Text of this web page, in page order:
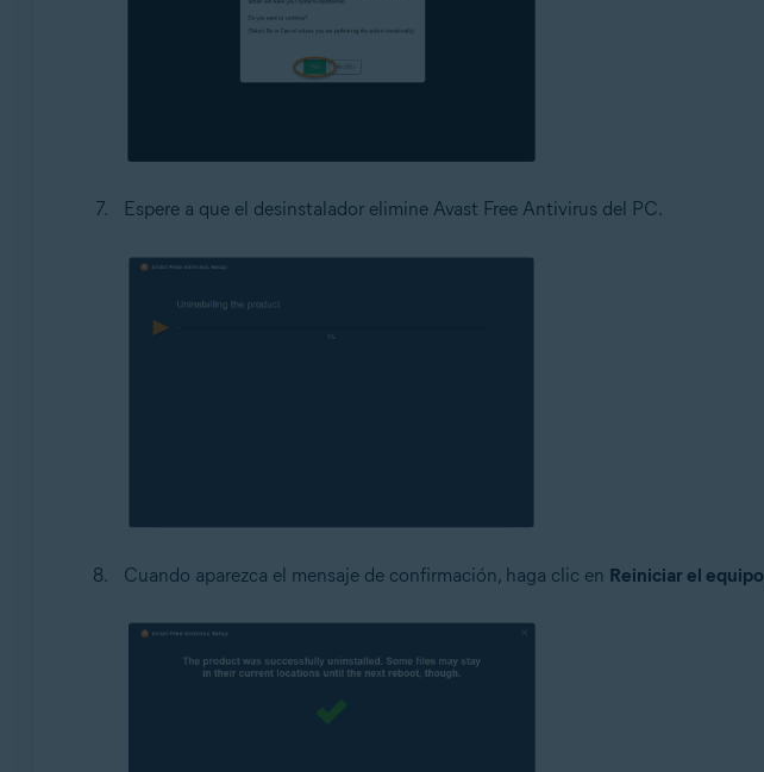
Espere a que el desinstalador elimine Avast Free Antivirus del PC.
Cuando aparezca el mensaje de confirmación, haga clic en Reiniciar el equipo